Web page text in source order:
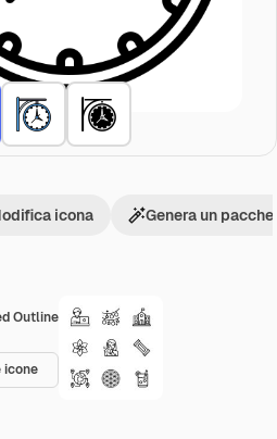
Outline
icone
icona Genera un